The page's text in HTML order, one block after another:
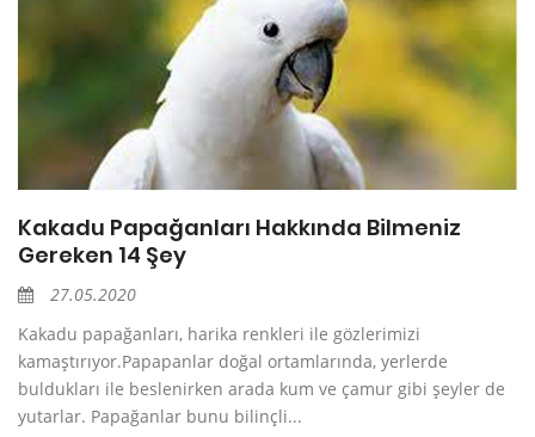
Kakadu Papağanları Hakkında Bilmeniz
Gereken 14 Şey
27.05.2020
Kakadu papağanları, harika renkleri ile gözlerimizi
kamaştırıyor.Papapanlar doğal ortamlarında, yerlerde
buldukları ile beslenirken arada kum ve çamur gibi şeyler de
yutarlar. Papağanlar bunu bilinçli...